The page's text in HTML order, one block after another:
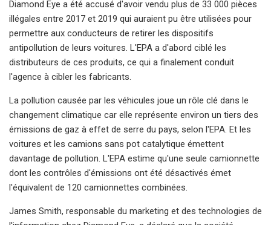
Diamond Eye a été accusé d'avoir vendu plus de 33 000 pièces
illégales entre 2017 et 2019 qui auraient pu être utilisées pour
permettre aux conducteurs de retirer les dispositifs
antipollution de leurs voitures. L'EPA a d'abord ciblé les
distributeurs de ces produits, ce qui a finalement conduit
l'agence à cibler les fabricants.
La pollution causée par les véhicules joue un rôle clé dans le
changement climatique car elle représente environ un tiers des
émissions de gaz à effet de serre du pays, selon l'EPA. Et les
voitures et les camions sans pot catalytique émettent
davantage de pollution. L'EPA estime qu'une seule camionnette
dont les contrôles d'émissions ont été désactivés émet
l'équivalent de 120 camionnettes combinées.
James Smith, responsable du marketing et des technologies de